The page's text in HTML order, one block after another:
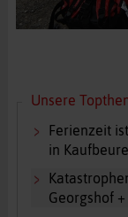
Unsere
Ferienzeit
in
Georgshof